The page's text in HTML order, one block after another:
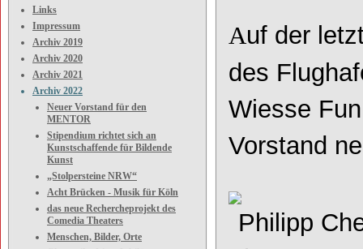
Links
Impressum
Archiv 2019
Archiv 2020
Archiv 2021
Archiv 2022
Neuer Vorstand für den
MENTOR
Stipendium richtet sich an
Kunstschaffende für Bildende
Kunst
„Stolpersteine NRW“
Acht Brücken - Musik für Köln
das neue Rechercheprojekt des
Comedia Theaters
Menschen, Bilder, Orte
Auf der
des
Wiesse
Vorstand
Philipp